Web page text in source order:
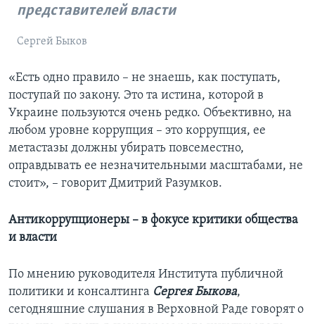
представителей власти
Сергей Быков
«Есть одно правило – не знаешь, как поступать,
поступай по закону. Это та истина, которой в
Украине пользуются очень редко. Объективно, на
любом уровне коррупция – это коррупция, ее
метастазы должны убирать повсеместно,
оправдывать ее незначительными масштабами, не
стоит», – говорит Дмитрий Разумков.
Антикоррупционеры – в фокусе критики общества
и власти
По мнению руководителя Института публичной
политики и консалтинга Сергея Быкова,
сегодняшние слушания в Верховной Раде говорят о